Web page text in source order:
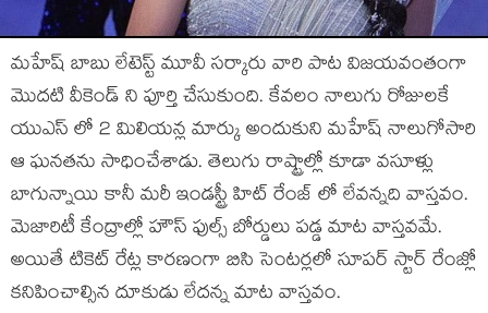
మహేష్ బాబు లేటెస్ట్ మూవీ సర్కారు వారి పాట విజయవంతంగా
మొదటి వీకెండ్ ని పూర్తి చేసుకుంది. కేవలం నాలుగు రోజులకే
యుఎస్ లో 2 మిలియన్ల మార్కు అందుకుని మహేష్ నాలుగోసారి
ఆ ఘనతను సాధించేశాడు. తెలుగు రాష్ట్రాల్లో కూడా వసూళ్లు
బాగున్నాయి కానీ మరీ ఇండస్ట్రీ హిట్ రేంజ్ లో లేవన్నది వాస్తవం.
మెజారిటీ కేంద్రాల్లో హౌస్ ఫుల్స్ బోర్డులు పడ్డ మాట వాస్తవమే.
అయితే టికెట్ రేట్ల కారణంగా బిసి సెంటర్లలో సూపర్ స్టార్ రేంజ్లో
కనిపించాల్సిన దూకుడు లేదన్న మాట వాస్తవం.